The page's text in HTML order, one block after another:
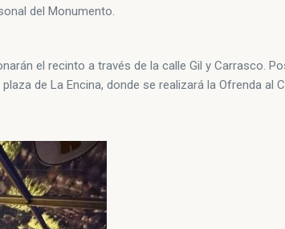
del Monumento.
el recinto a través de la calle Gil y Carrasco.
de La Encina, donde se realizará la Ofrenda al